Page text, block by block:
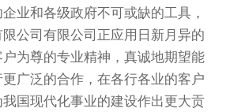
业和各级政府不可或缺的工具，
公司有限公司正应用日新月异的
为尊的专业精神，真诚地期望能
广泛的合作，在各行各业的客户
国现代化事业的建设作出更大贡